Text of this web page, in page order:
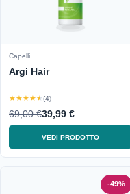
Capelli
Argi Hair
★★★★★(4)
69,00 €39,99 €
VEDI PRODOTTO
-49%